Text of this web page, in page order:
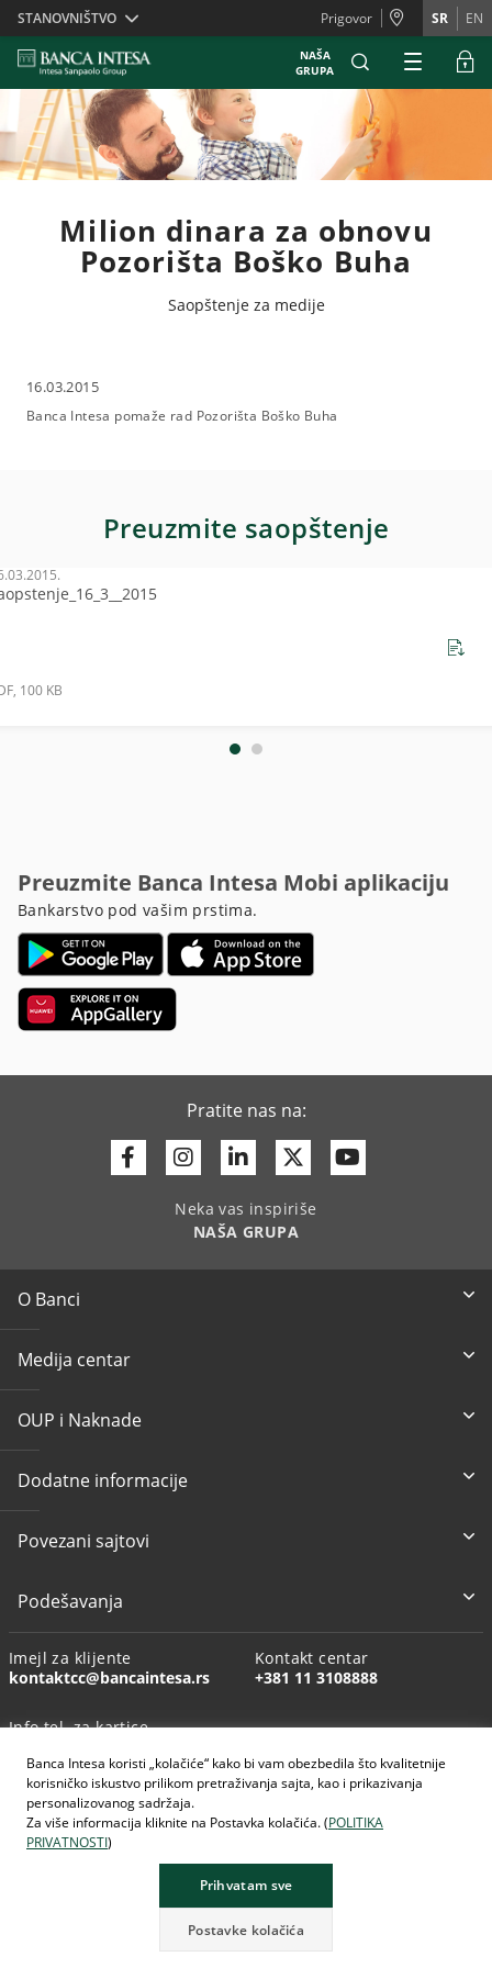
Banca Intesa koristi „kolačiće“ kako bi vam obezbedila što kvalitetnije
korisničko iskustvo prilikom pretraživanja sajta, kao i prikazivanja
personalizovanog sadržaja.
Za više informacija kliknite na Postavka kolačića. (POLITIKA
PRIVATNOSTI)
Prihvatam sve
Postavke kolačića
Skiplinks
STANOVNIŠTVO Prigovor SR EN
NAŠA
GRUPA
Milion dinara za obnovu
Pozorišta Boško Buha
Saopštenje za medije
16.03.2015
Banca Intesa pomaže rad Pozorišta Boško Buha
Preuzmite saopštenje
100 KB
Preuzmite Banca Intesa Mobi aplikaciju
Bankarstvo pod vašim prstima.
Pratite nas na:
FacebookInstagram
LinkedinTwitter
Neka vas inspiriše
NAŠA GRUPA
O Banci
Medija centar
OUP i Naknade
Dodatne informacije
Povezani sajtovi
Podešavanja
Imejl za klijente
kontaktcc@bancaintesa.rs
Kontakt centar
+381 11 3108888
Info tel. za kartice